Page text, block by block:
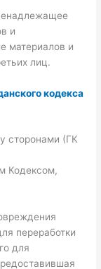
и
материалов и
лиц.
кодекса
сторонами (ГК
Кодексом,
переработки
для